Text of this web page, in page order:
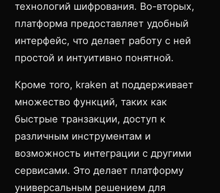
технологий шифрования. Во-вторых,
платформа предоставляет удобный
интерфейс, что делает работу с ней
простой и интуитивно понятной.
Кроме того, kraken at поддерживает
множество функций, таких как
быстрые транзакции, доступ к
различным инструментам и
возможность интеграции с другими
сервисами. Это делает платформу
универсальным решением для